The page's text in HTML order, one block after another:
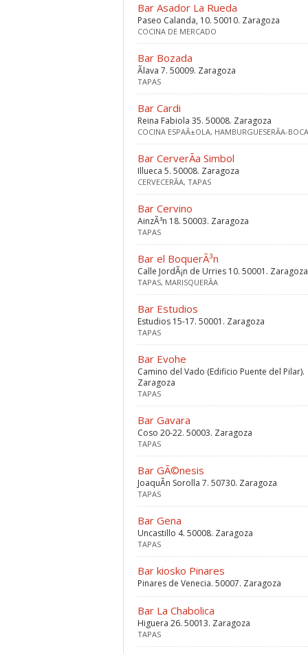
Bar Asador La Rueda
Paseo Calanda, 10. 50010. Zaragoza
COCINA DE MERCADO
Bar Bozada
Ãlava 7. 50009. Zaragoza
TAPAS
Bar Cardi
Reina Fabiola 35. 50008. Zaragoza
COCINA ESPAÃ±OLA, HAMBURGUESERÃ­A-
Bar CerverÃ­a Simbol
Illueca 5. 50008. Zaragoza
CERVECERÃ­A, TAPAS
Bar Cervino
AinzÃ³n 18. 50003. Zaragoza
TAPAS
Bar el BoquerÃ³n
Calle JordÃ¡n de Urries 10. 50001. Zaragoza
TAPAS, MARISQUERÃ­A
Bar Estudios
Estudios 15-17. 50001. Zaragoza
TAPAS
Bar Evohe
Camino del Vado (Edificio Puente del Pilar).
Zaragoza
TAPAS
Bar Gavara
Coso 20-22. 50003. Zaragoza
TAPAS
Bar GÃ©nesis
JoaquÃ­n Sorolla 7. 50730. Zaragoza
TAPAS
Bar Gena
Uncastillo 4. 50008. Zaragoza
TAPAS
Bar kiosko Pinares
Pinares de Venecia. 50007. Zaragoza
Bar La Chabolica
Higuera 26. 50013. Zaragoza
TAPAS